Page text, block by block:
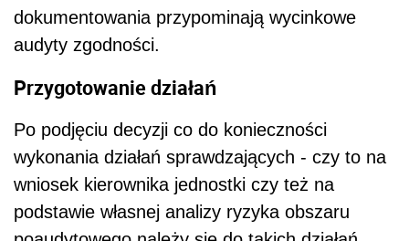
dokumentowania przypominają wycinkowe
audyty zgodności.
Przygotowanie działań
Po podjęciu decyzji co do konieczności
wykonania działań sprawdzających - czy to na
wniosek kierownika jednostki czy też na
podstawie własnej analizy ryzyka obszaru